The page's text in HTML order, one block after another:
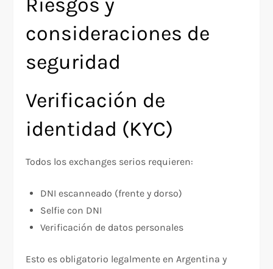
consideraciones de
seguridad
Verificación de
identidad (KYC)
Todos los exchanges serios requieren:
DNI escanneado (frente y dorso)
Selfie con DNI
Verificación de datos personales
Esto es obligatorio legalmente en Argentina y